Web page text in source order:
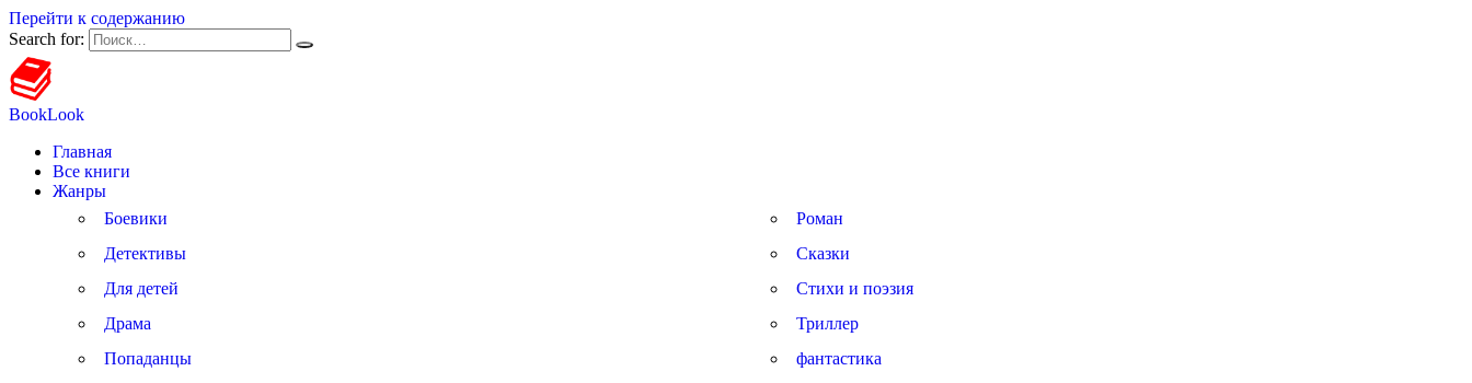
Перейти к содержанию
Search for:
BookLook
Главная
Все книги
Жанры
Боевики
Детективы
Для детей
Драма
Попаданцы
Роман
Сказки
Стихи и поэзия
Триллер
фантастика